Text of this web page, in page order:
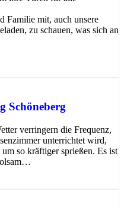
Familie mit, auch unsere
zu schauen, was sich an
Schöneberg
verringern die Frequenz,
unterrichtet wird,
so kräftiger sprießen. Es ist